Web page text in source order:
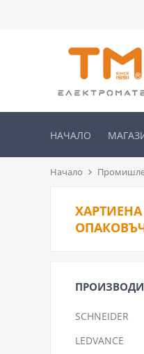
НАЧАЛО
Начало
SCHNEIDER
LEDVANCE